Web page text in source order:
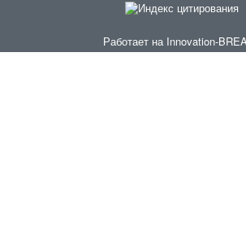
Работает на Innovation-